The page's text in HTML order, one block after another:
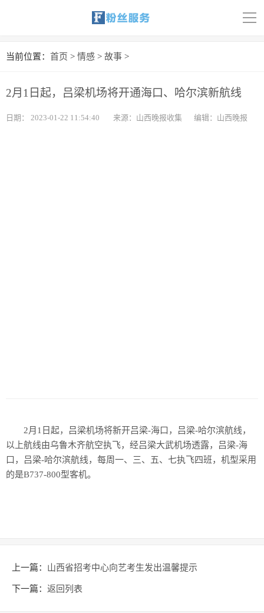
导
首页
当前位置： 首页 > 情感 > 故事 >
2月1日起，吕梁机场将开通海口、哈尔滨新航线
日期： 2023-01-22 11:54:40 来源：山西晚报收集 编辑：山西晚报
2月1日起，吕梁机场将新开吕梁-海口，吕梁-哈尔滨航线，
以上航线由乌鲁木齐航空执飞，经吕梁大武机场透露，吕梁-海
口，吕梁-哈尔滨航线，每周一、三、五、七执飞四班，机型采用
的是B737-800型客机。
上一篇： 山西省招考中心向艺考生发出温馨提示
下一篇： 返回列表